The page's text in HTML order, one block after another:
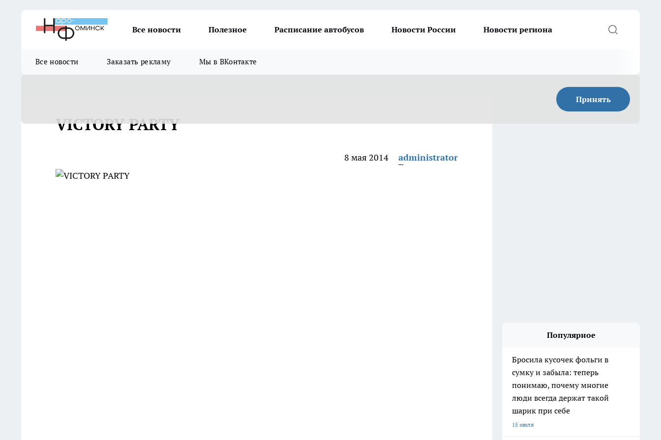
Все новости Полезное Расписание автобусов Новости России Новости региона
Все новости Заказать рекламу Мы в ВКонтакте
Принять
VICTORY PARTY
8 мая 2014 administrator
Популярное
Бросила кусочек фольги в
сумку и забыла: теперь
понимаю, почему многие
люди всегда держат такой
шарик при себе
15 июля